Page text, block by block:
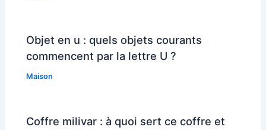
Objet en u : quels objets courants
commencent par la lettre U ?
Maison
Coffre milivar : à quoi sert ce coffre et